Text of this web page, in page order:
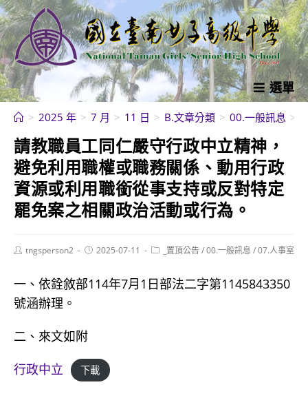
跳
轉
至
主
要
內
選單
> 2025 年 > 7 月 > 11 日 > B.文章分類 > 00.一般訊息 >
請教職員工同仁嚴守行政中立精神，
避免利用職權或職務關係、動用行政
資源或利用職銜從事支持或反對特定
罷免案之相關政治活動或行為。
Posttngsperson2
Post2025-07-11
Post _置頂公告/00.一般訊息 /07.人事室
一、依銓敘部114年7月1日部法二字第1145843350
號涵辦理。
二、來文如附
行政中立
下載